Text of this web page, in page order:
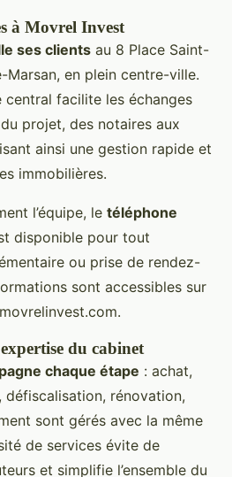
à Movrel Invest
ses clients au 8 Place Saint-
en plein centre-ville.
facilite les échanges
projet, des notaires aux
ainsi une gestion rapide et
immobilières.
l’équipe, le téléphone
disponible pour tout
ou prise de rendez-
sont accessibles sur
du cabinet
chaque étape : achat,
défiscalisation, rénovation,
sont gérés avec la même
de services évite de
et simplifie l’ensemble du